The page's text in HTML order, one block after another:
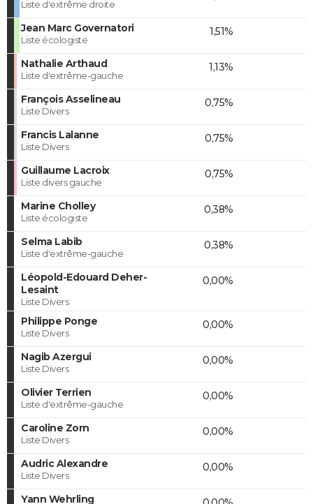
Liste d'extrême droite
Jean Marc Governatori
Liste écologiste
1,51%
Nathalie Arthaud
Liste d'extrême-gauche
1,13%
François Asselineau
Liste Divers
0,75%
Francis Lalanne
Liste Divers
0,75%
Guillaume Lacroix
Liste divers gauche
0,75%
Marine Cholley
Liste écologiste
0,38%
Selma Labib
Liste d'extrême-gauche
0,38%
Léopold-Edouard Deher-
Lesaint
Liste Divers
0,00%
Philippe Ponge
Liste Divers
0,00%
Nagib Azergui
Liste Divers
0,00%
Olivier Terrien
Liste d'extrême-gauche
0,00%
Caroline Zorn
Liste Divers
0,00%
Audric Alexandre
Liste Divers
0,00%
Yann Wehrling